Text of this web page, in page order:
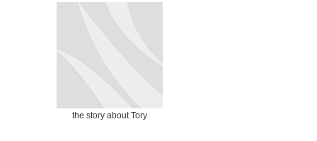
the story about Tory